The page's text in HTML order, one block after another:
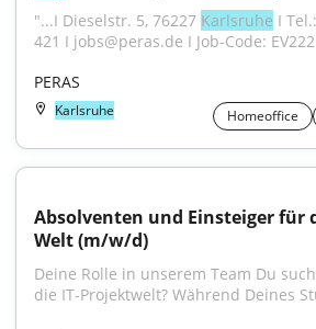
"...I Dieselstr. 5, 76227 Karlsruhe I
421 I jobs@peras.de I Job-Code:
PERAS
Karlsruhe Homeoffice
Absolventen und Einsteiger für
Welt (m/w/d)
Deine Rolle in unserem Team Du
die IT-Projektwelt? Während Deines